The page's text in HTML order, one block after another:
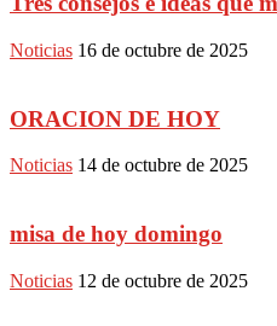
Noticias 16 de octubre de 2025
ORACION DE HOY
Noticias 14 de octubre de 2025
misa de hoy domingo
Noticias 12 de octubre de 2025